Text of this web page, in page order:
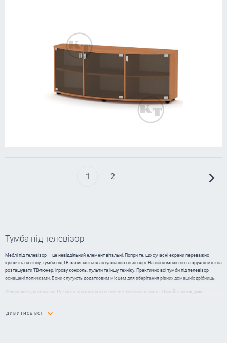
1 2
Тумба під телевізор
Меблі під телевізор — це невіддільний елемент вітальні. Попри те, що сучасні екрани переважно
кріплять на стіну, тумба під ТВ залишається актуальною і сьогодні. На ній компактно та зручно можна
розташувати ТВ-тюнер, ігрову консоль, пульти та іншу техніку. Практично всі тумби під телевізор
оснащені поличками. Вони слугують додатковим місцем для зберігання різних домашніх дрібниць.
Обираючи підставку під TV, варто враховувати не лише функціональність. Дизайн також дуже
ДИВИТИСЬ ВСІ